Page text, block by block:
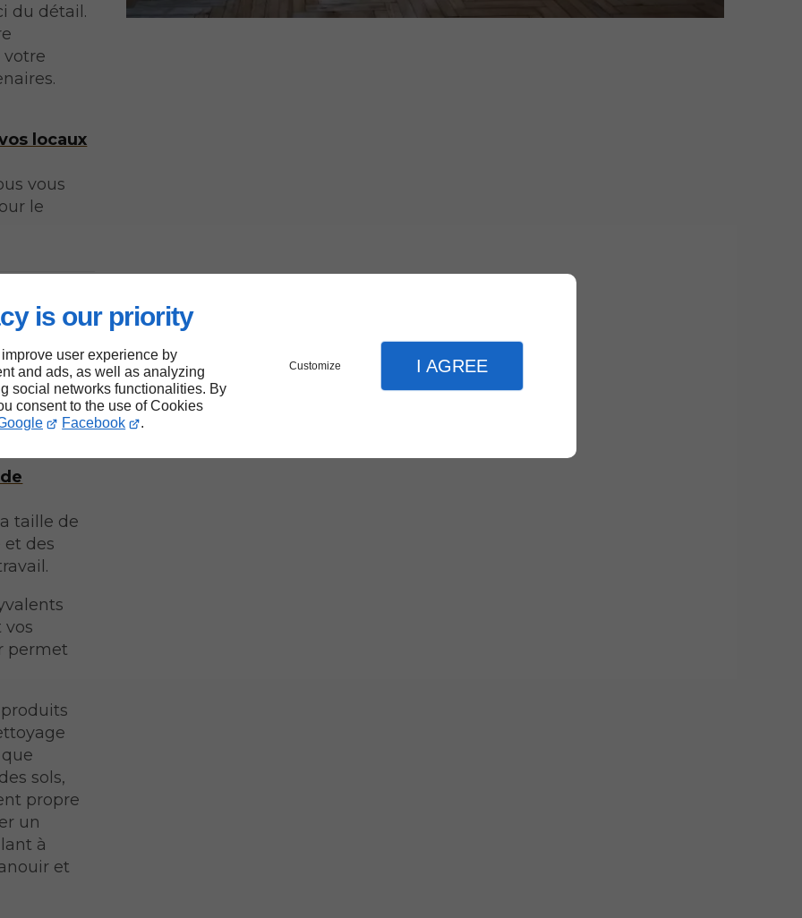
is our priority
user experience by
and ads, as well as analyzing
social networks functionalities. By
consent to the use of Cookies
Facebook .
Customize I AGREE
du détail.
votre
locaux
vous
le
lieu
taille de
et des
permet
sols,
propre
un
à
et